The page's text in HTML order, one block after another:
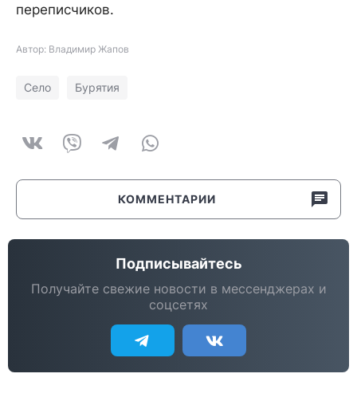
переписчиков.
Автор: Владимир Жапов
Село Бурятия
КОММЕНТАРИИ
Подписывайтесь
Получайте свежие новости в мессенджерах и
соцсетях